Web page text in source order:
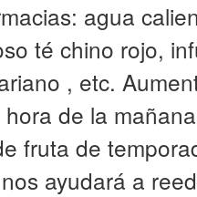
agua
té chino rojo,
, etc.
de la
fruta de
ayudará a